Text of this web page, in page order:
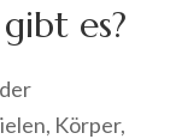
es?
Körper,